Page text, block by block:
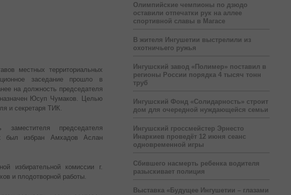
местных территориальных
заседание прошло в
на должность председателя
Юсуп Чумаков. Целью
и секретаря ТИК.
председателя
был избран Амхадов Аслан
избирательной комиссии г.
и плодотворной работы.
Олимпийские чемпионы по дзюдо
оставили отпечатки рук на аллее
спортивной славы в Магасе
В жителя Ингушетии выстрелили из
охотничьего ружья
Ингушский завод «Полимер» поставил в
регионы России порядка 4 тысяч тонн
труб
Ингушский Фонд «Солидарность» строит
дом для очередной нуждающейся семьи
Ингушский гроссмейстер Эрнесто
Инаркиев проведёт 12 июня сеанс
одновременной игры
Сбившего насмерть ребенка водителя
разыскивает полиция
Выставка «Будущее Ингушетии – глазами